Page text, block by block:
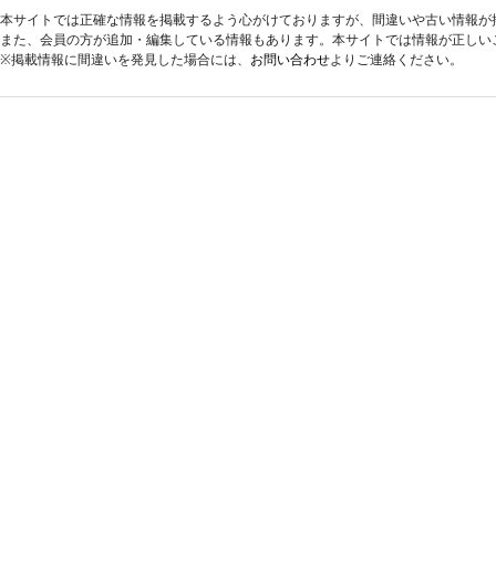
本サイトでは正確な情報を掲載するよう心がけておりますが、間違いや古い情報
また、会員の方が追加・編集している情報もあります。本サイトでは情報が正し
※掲載情報に間違いを発見した場合には、 お問い合わせよりご連絡ください。